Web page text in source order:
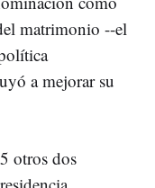
matrimonio --el
a mejorar su
otros dos